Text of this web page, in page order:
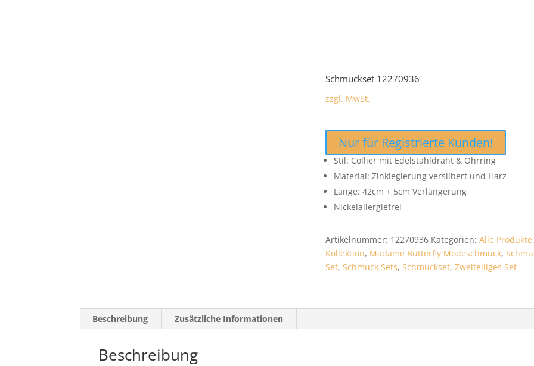
Schmuckset 12270936
zzgl. MwSt.
Nur für Registrierte Kunden!
Stil: Collier mit Edelstahldraht & Ohrring
Material: Zinklegierung versilbert und Harz
Länge: 42cm + 5cm Verlängerung
Nickelallergiefrei
Artikelnummer: 12270936 Kategorien:Alle Produkte
Kollektion, Madame Butterfly Modeschmuck,
Set,Schmuck Sets,Schmuckset,Zweiteiliges Set
Beschreibung Zusätzliche Informationen
Beschreibung